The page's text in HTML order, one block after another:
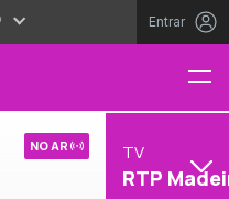
Entrar
NO AR TV
RTP